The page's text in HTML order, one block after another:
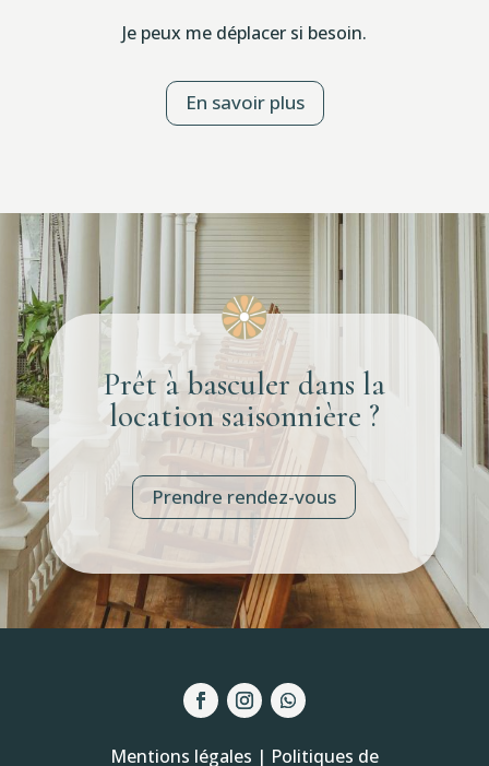
Je peux me déplacer si besoin.
En savoir plus
Prêt à basculer dans la
location saisonnière ?
Prendre rendez-vous
Mentions légales | Politiques de